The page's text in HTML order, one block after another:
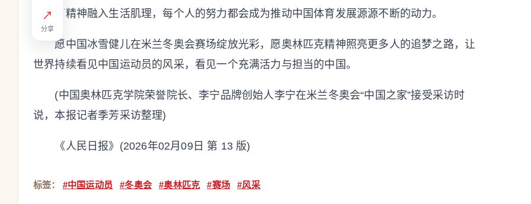
↗
分享
当体育精神融入生活肌理，每个人的努力都会成为推动中国体育发展源源不断的动力。
愿中国冰雪健儿在米兰冬奥会赛场绽放光彩，愿奥林匹克精神照亮更多人的追梦之路，让
世界持续看见中国运动员的风采，看见一个充满活力与担当的中国。
(中国奥林匹克学院荣誉院长、李宁品牌创始人李宁在米兰冬奥会“中国之家”接受采访时
说，本报记者季芳采访整理)
《人民日报》(2026年02月09日 第 13 版)
标签： #中国运动员 #冬奥会 #奥林匹克 #赛场 #风采